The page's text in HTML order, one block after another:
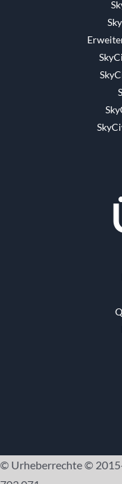
© Urheberrechte ©